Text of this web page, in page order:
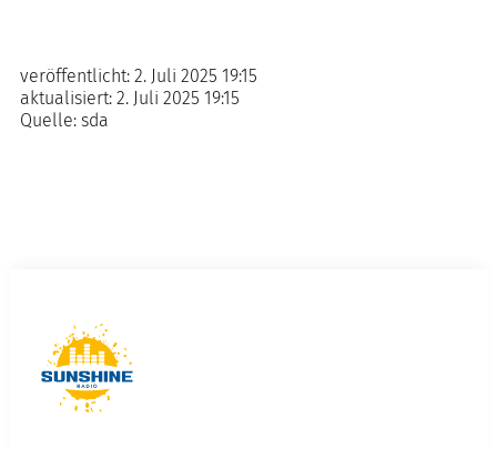
Quelle: sda
veröffentlicht: 2. Juli 2025 19:15
aktualisiert: 2. Juli 2025 19:15